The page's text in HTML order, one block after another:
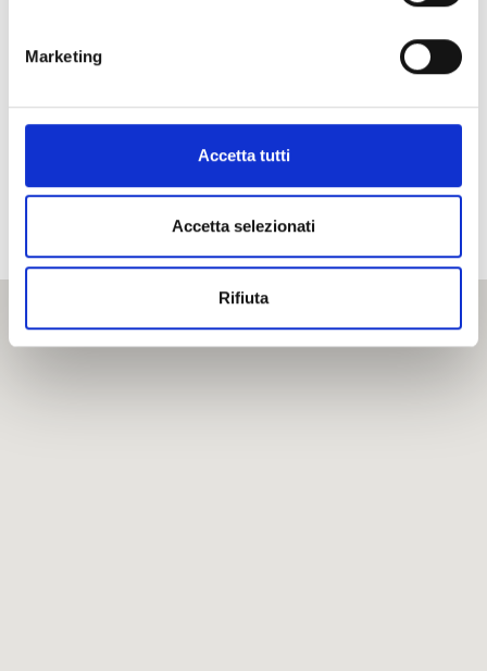
Marketing
Accetta tutti
Accetta selezionati
Rifiuta